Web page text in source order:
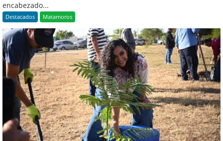
encabezado...
Destacados Matamoros